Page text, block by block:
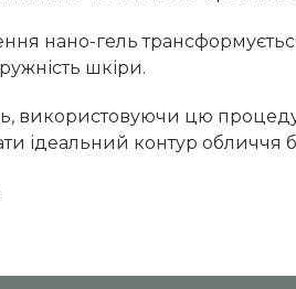
нано-гель
шкіри.
використовуючи цю
ідеальний контур обличчя